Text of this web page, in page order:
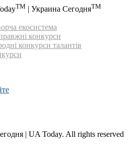
TM | Украина СегодняTM
екосистема
конкурси
конкурси талантів
| UA Today. All rights reserved